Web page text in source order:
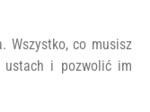
Wszystko, co musisz
i pozwolić im